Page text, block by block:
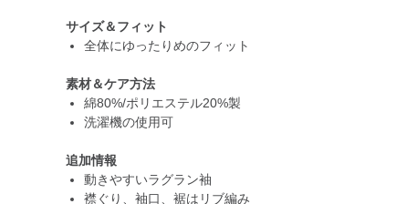
サイズ＆フィット
全体にゆったりめのフィット
素材＆ケア方法
綿80%/ポリエステル20%製
洗濯機の使用可
追加情報
動きやすいラグラン袖
襟ぐり、袖口、裾はリブ編み